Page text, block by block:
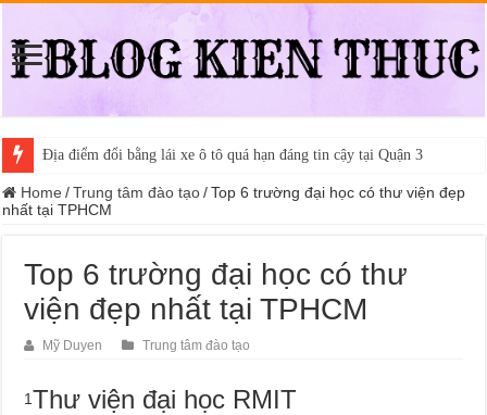
Địa điểm đổi bằng lái xe ô tô quá hạn đáng tin cậy tại Quận 3
Trung tâm nào học thi giấy phép lái xe hạng A (A2 cũ), A1 uy tín tại
Home / Trung tâm đào tạo / Top 6 trường đại học có thư viện đẹp
nhất tại TPHCM
Top 6 trường đại học có thư
viện đẹp nhất tại TPHCM
Mỹ Duyen Trung tâm đào tạo
1 Thư viện đại học RMIT